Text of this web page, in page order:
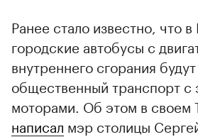
Ранее стало известно, что
городские автобусы с
внутреннего сгорания
общественный транспорт с
моторами. Об этом в своем
написал мэр столицы